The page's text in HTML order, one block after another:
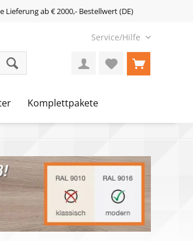
Lieferung ab € 2000,- Bestellwert (DE)
Service/Hilfe
Komplettpakete